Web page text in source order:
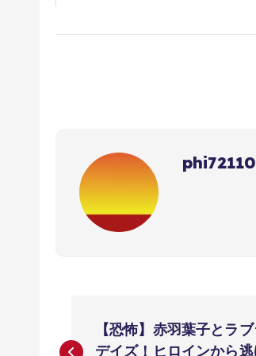
phi72110
【恐怖】赤羽葉子とラ
デイズ！ヒロインから